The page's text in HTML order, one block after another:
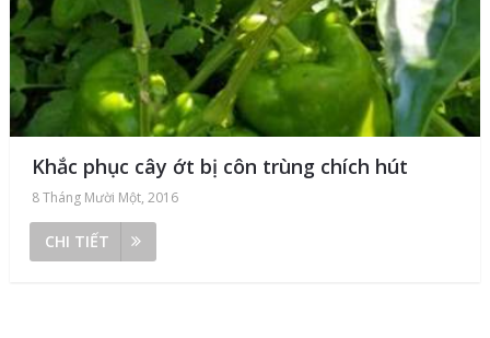
Khắc phục cây ớt bị côn trùng chích hút
8 Tháng Mười Một, 2016
CHI TIẾT